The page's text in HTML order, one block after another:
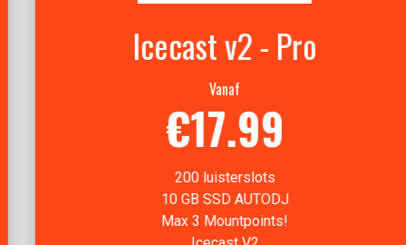
Icecast v2 - Pro
Vanaf
€17.99
200 luisterslots
10 GB SSD AUTODJ
Max 3 Mountpoints!